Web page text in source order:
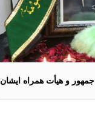
و هیأت همراه ایشان